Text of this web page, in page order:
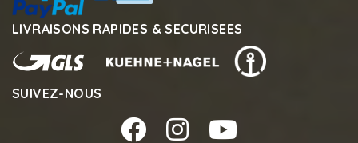
LIVRAISONS RAPIDES & SECURISEES
SUIVEZ-NOUS